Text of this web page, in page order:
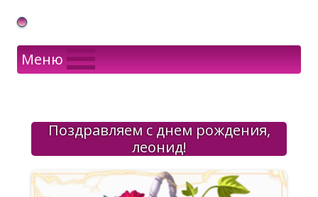
Gif Открытки в подарок
Меню
Поздравляем с днем рождения,
леонид!